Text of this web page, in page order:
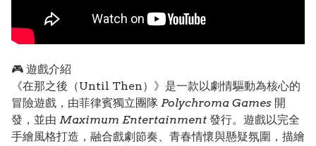
🎮 遊戲介紹
《在那之後（Until Then）》是一款以劇情驅動為核心的
冒險遊戲，由菲律賓獨立團隊 Polychroma Games 開
發，並由 Maximum Entertainment 發行。遊戲以完全
手繪風格打造，融合戲劇節奏、青春情懷與懸疑氛圍，描繪